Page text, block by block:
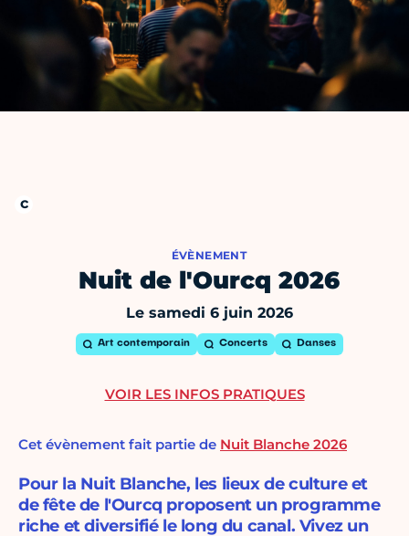
ÉVÈNEMENT
Nuit de l'Ourcq 2026
Le samedi 6 juin 2026
Art contemporain Concerts Danses
Cet évènement fait partie de Nuit Blanche 2026
Pour la Nuit Blanche, les lieux de culture et
de fête de l'Ourcq proposent un programme
riche et diversifié le long du canal. Vivez un
VOIR LES INFOS PRATIQUES